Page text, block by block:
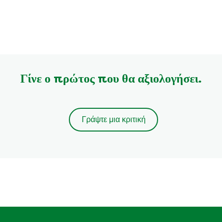
Γίνε ο πρώτος που θα αξιολογήσει.
Γράψτε μια κριτική